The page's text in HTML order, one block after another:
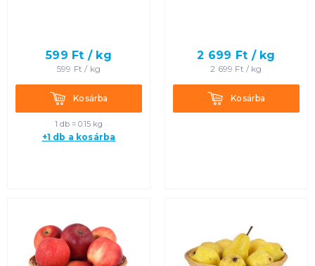
599 Ft / kg
599 Ft / kg
KosárbaKosárba
1 db = 0.15 kg
+1 db a kosárba
2 699 Ft / kg
2 699 Ft / kg
KosárbaKosárba